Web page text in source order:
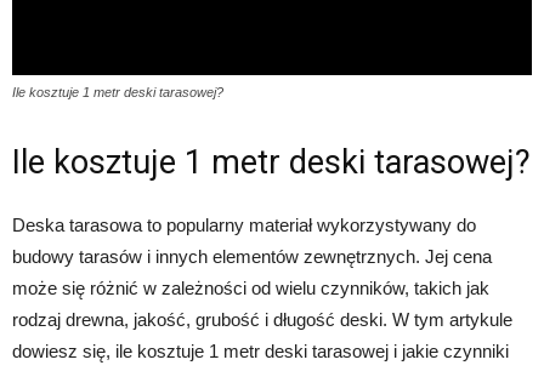
Ile kosztuje 1 metr deski tarasowej?
Ile kosztuje 1 metr deski tarasowej?
Deska tarasowa to popularny materiał wykorzystywany do
budowy tarasów i innych elementów zewnętrznych. Jej cena
może się różnić w zależności od wielu czynników, takich jak
rodzaj drewna, jakość, grubość i długość deski. W tym artykule
dowiesz się, ile kosztuje 1 metr deski tarasowej i jakie czynniki